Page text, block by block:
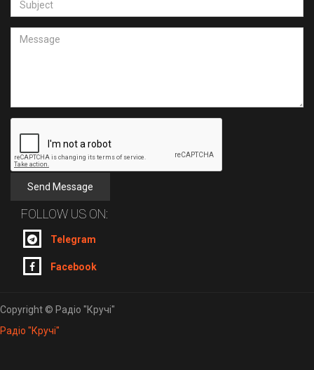
Send Message
FOLLOW US ON:
Telegram
Facebook
Copyright © Радіо "Кручі"
Радіо "Кручі"